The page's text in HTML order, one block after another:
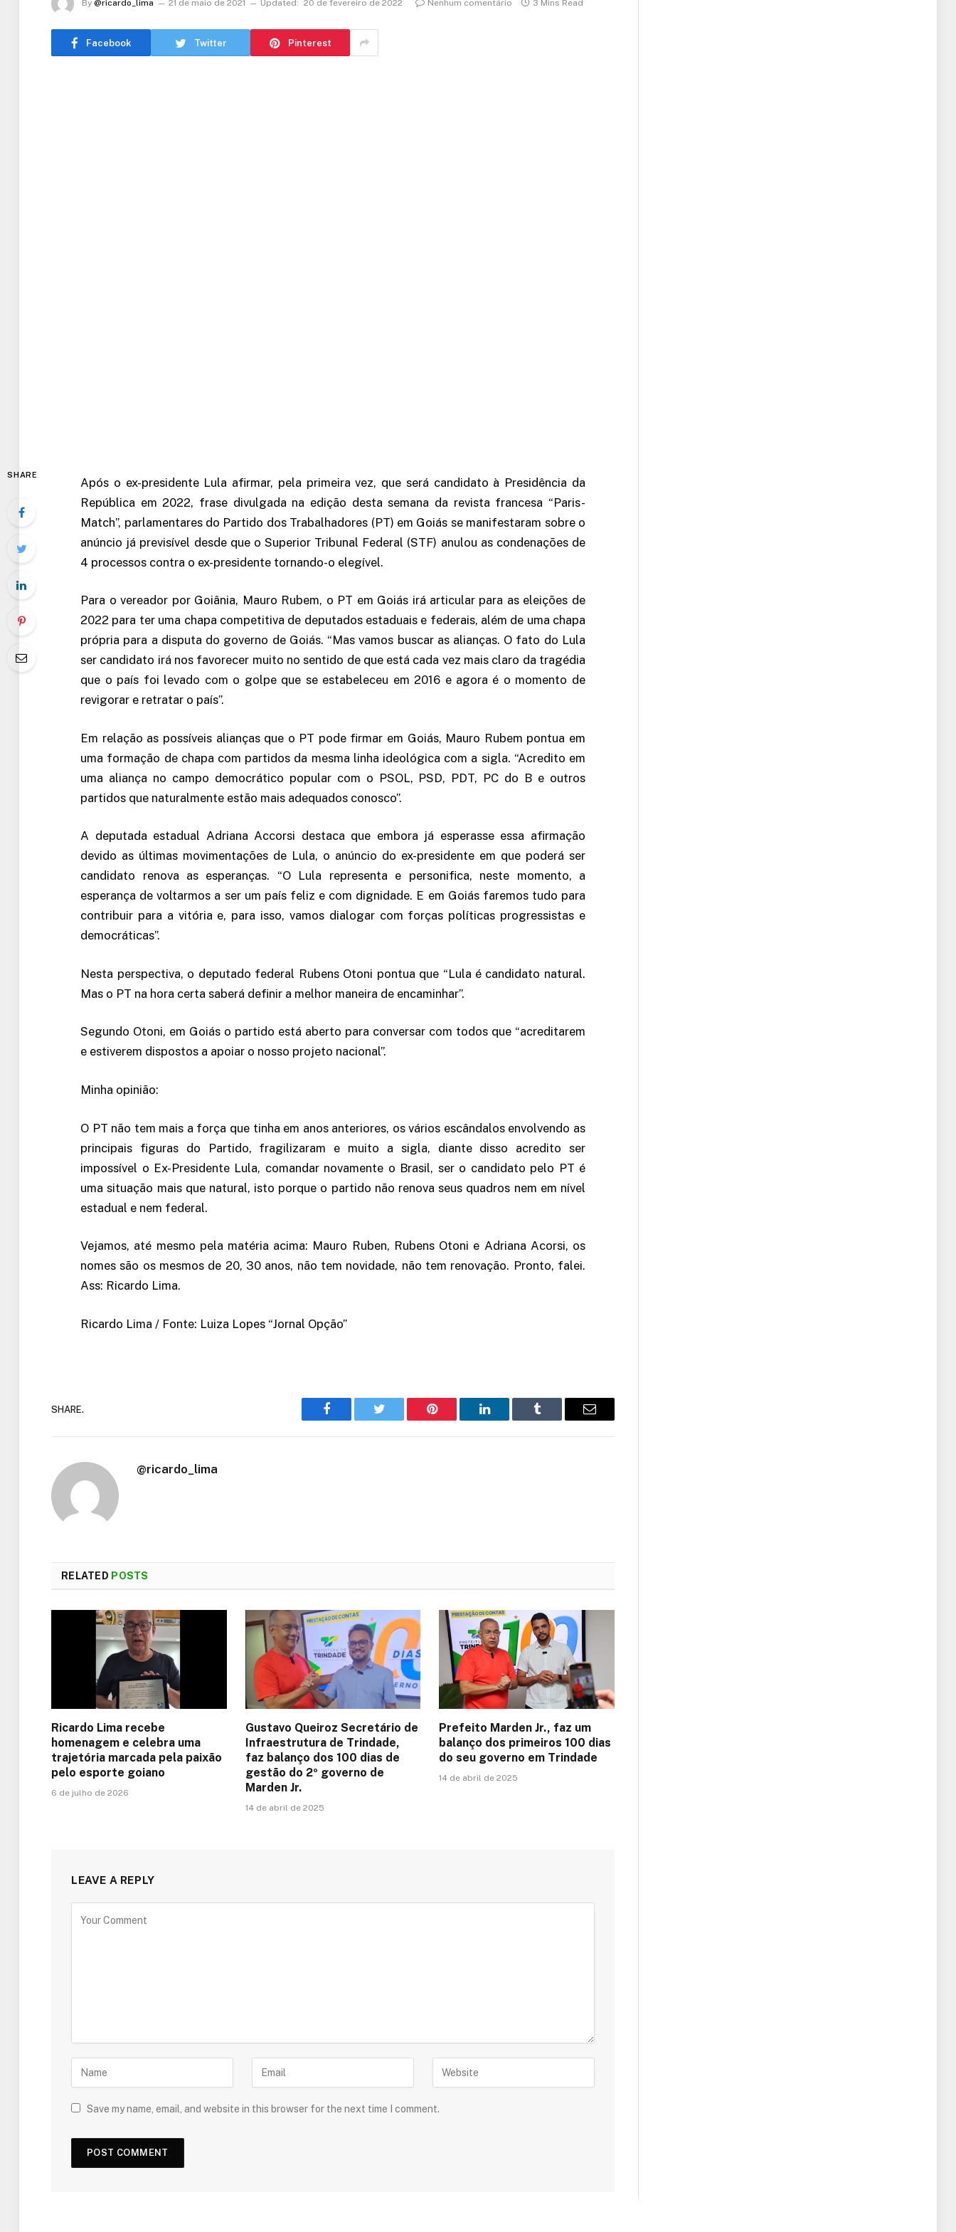
By @ricardo_lima 21 de maio de 2021 Updated: 20 de fevereiro de 2022 Nenhum comentário 3 Mins Read
Facebook Twitter Pinterest
SHARE
Após o ex-presidente Lula afirmar, pela primeira vez, que será candidato à Presidência da
República em 2022, frase divulgada na edição desta semana da revista francesa “Paris-
Match”, parlamentares do Partido dos Trabalhadores (PT) em Goiás se manifestaram sobre o
anúncio já previsível desde que o Superior Tribunal Federal (STF) anulou as condenações de
4 processos contra o ex-presidente tornando-o elegível.
Para o vereador por Goiânia, Mauro Rubem, o PT em Goiás irá articular para as eleições de
2022 para ter uma chapa competitiva de deputados estaduais e federais, além de uma chapa
própria para a disputa do governo de Goiás. “Mas vamos buscar as alianças. O fato do Lula
ser candidato irá nos favorecer muito no sentido de que está cada vez mais claro da tragédia
que o país foi levado com o golpe que se estabeleceu em 2016 e agora é o momento de
revigorar e retratar o país”.
Em relação as possíveis alianças que o PT pode firmar em Goiás, Mauro Rubem pontua em
uma formação de chapa com partidos da mesma linha ideológica com a sigla. “Acredito em
uma aliança no campo democrático popular com o PSOL, PSD, PDT, PC do B e outros
partidos que naturalmente estão mais adequados conosco”.
A deputada estadual Adriana Accorsi destaca que embora já esperasse essa afirmação
devido as últimas movimentações de Lula, o anúncio do ex-presidente em que poderá ser
candidato renova as esperanças. “O Lula representa e personifica, neste momento, a
esperança de voltarmos a ser um país feliz e com dignidade. E em Goiás faremos tudo para
contribuir para a vitória e, para isso, vamos dialogar com forças políticas progressistas e
democráticas”.
Nesta perspectiva, o deputado federal Rubens Otoni pontua que “Lula é candidato natural.
Mas o PT na hora certa saberá definir a melhor maneira de encaminhar”.
Segundo Otoni, em Goiás o partido está aberto para conversar com todos que “acreditarem
e estiverem dispostos a apoiar o nosso projeto nacional”.
Minha opinião:
O PT não tem mais a força que tinha em anos anteriores, os vários escândalos envolvendo as
principais figuras do Partido, fragilizaram e muito a sigla, diante disso acredito ser
impossível o Ex-Presidente Lula, comandar novamente o Brasil, ser o candidato pelo PT é
uma situação mais que natural, isto porque o partido não renova seus quadros nem em nível
estadual e nem federal.
Vejamos, até mesmo pela matéria acima: Mauro Ruben, Rubens Otoni e Adriana Acorsi, os
nomes são os mesmos de 20, 30 anos, não tem novidade, não tem renovação. Pronto, falei.
Ass: Ricardo Lima.
Ricardo Lima / Fonte: Luiza Lopes “Jornal Opção”
SHARE.
Facebook Twitter Pinterest LinkedIn Tumblr Email
@ricardo_lima
RELATED POSTS
Ricardo Lima recebe
homenagem e celebra uma
trajetória marcada pela paixão
pelo esporte goiano
6 de julho de 2026
Gustavo Queiroz Secretário de
Infraestrutura de Trindade,
faz balanço dos 100 dias de
gestão do 2º governo de
Marden Jr.
14 de abril de 2025
Prefeito Marden Jr., faz um
balanço dos primeiros 100 dias
do seu governo em Trindade
14 de abril de 2025
LEAVE A REPLY
Save my name, email, and website in this browser for the next time I comment.